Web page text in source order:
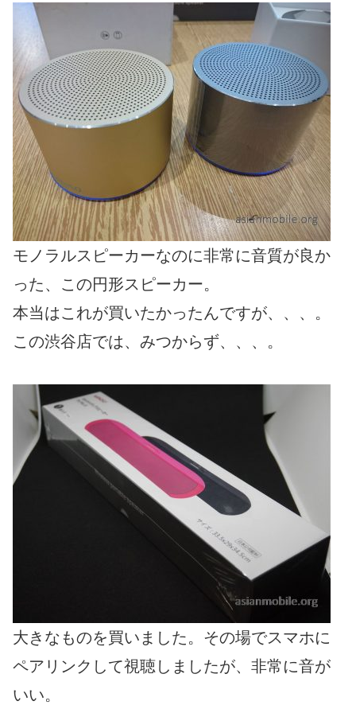
モノラルスピーカーなのに非常に音質が良か
った、この円形スピーカー。
本当はこれが買いたかったんですが、、、。
この渋谷店では、みつからず、、、。
大きなものを買いました。その場でスマホに
ペアリンクして視聴しましたが、非常に音が
いい。